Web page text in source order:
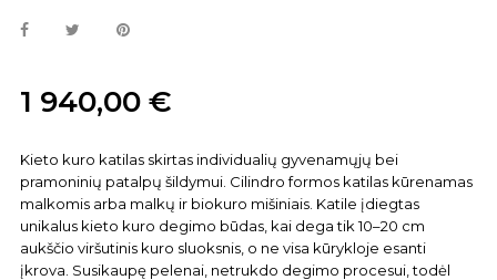
1 940,00 €
Kieto kuro katilas skirtas individualių gyvenamųjų bei
pramoninių patalpų šildymui. Cilindro formos katilas kūrenamas
malkomis arba malkų ir biokuro mišiniais. Katile įdiegtas
unikalus kieto kuro degimo būdas, kai dega tik 10–20 cm
aukščio viršutinis kuro sluoksnis, o ne visa kūrykloje esanti
įkrova. Susikaupę pelenai, netrukdo degimo procesui, todėl